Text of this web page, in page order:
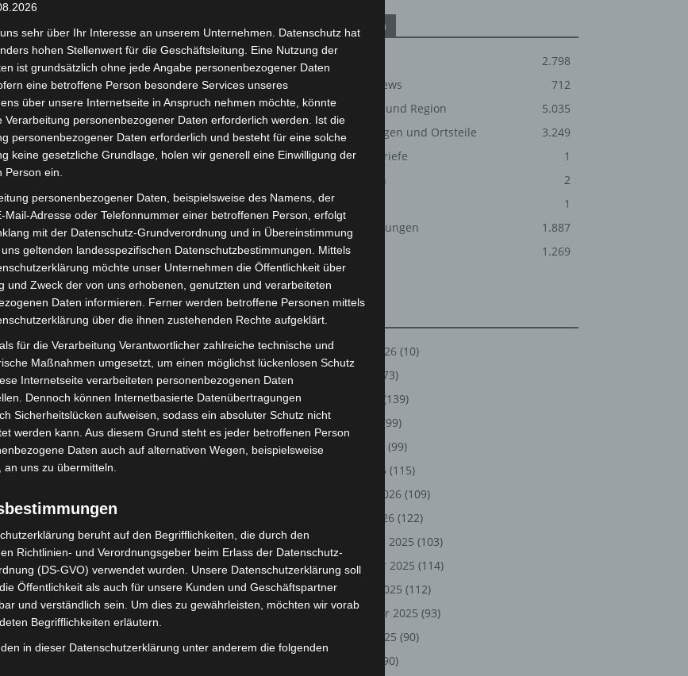
Fallzahl Gesamt seit Ausbruch
4315
6573
9483
8439
7619
7144
3784
2160
3482
446
Fallzahl Gesamt seit
Ausbruch
7-Tage-Inzidenz
1203
97,2
1227
136,4
632
3679
685
51,1
918
101,1
2148
119,6
26.250
Kategorien
2.798
Corona-News
712
Hannover und Region
5.035
Langenhagen und Ortsteile
3.249
Leserbriefe
1
Menschen
2
Über uns
1
Veranstaltungen
1.887
Welt
1.269
August 2026 (10)
(73)
(139)
(99)
(99)
März 2026 (115)
Februar 2026 (109)
Januar 2026 (122)
Dezember 2025 (103)
November 2025 (114)
Oktober 2025 (112)
September 2025 (93)
August 2025 (90)
(90)
sehr über Ihr Interesse an unserem Unternehmen. Datenschutz hat
hohen Stellenwert für die Geschäftsleitung. Eine Nutzung der
ist grundsätzlich ohne jede Angabe personenbezogener Daten
eine betroffene Person besondere Services unseres
über unsere Internetseite in Anspruch nehmen möchte, könnte
Verarbeitung personenbezogener Daten erforderlich werden. Ist die
personenbezogener Daten erforderlich und besteht für eine solche
keine gesetzliche Grundlage, holen wir generell eine Einwilligung der
Person ein.
personenbezogener Daten, beispielsweise des Namens, der
Mail-Adresse oder Telefonnummer einer betroffenen Person, erfolgt
mit der Datenschutz-Grundverordnung und in Übereinstimmung
geltenden landesspezifischen Datenschutzbestimmungen. Mittels
möchte unser Unternehmen die Öffentlichkeit über
und Zweck der von uns erhobenen, genutzten und verarbeiteten
Daten informieren. Ferner werden betroffene Personen mittels
über die ihnen zustehenden Rechte aufgeklärt.
für die Verarbeitung Verantwortlicher zahlreiche technische und
Maßnahmen umgesetzt, um einen möglichst lückenlosen Schutz
Internetseite verarbeiteten personenbezogenen Daten
Dennoch können Internetbasierte Datenübertragungen
Sicherheitslücken aufweisen, sodass ein absoluter Schutz nicht
werden kann. Aus diesem Grund steht es jeder betroffenen Person
Daten auch auf alternativen Wegen, beispielsweise
an uns zu übermitteln.
beruht auf den Begrifflichkeiten, die durch den
Richtlinien- und Verordnungsgeber beim Erlass der Datenschutz-
(DS-GVO) verwendet wurden. Unsere Datenschutzerklärung soll
Öffentlichkeit als auch für unsere Kunden und Geschäftspartner
und verständlich sein. Um dies zu gewährleisten, möchten wir vorab
Begrifflichkeiten erläutern.
in dieser Datenschutzerklärung unter anderem die folgenden